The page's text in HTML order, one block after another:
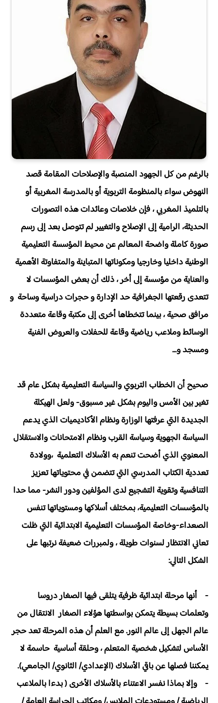
بالرغم من كل الجهود المنصبة والإصلاحات المقامة قصد
النهوض سواء بالمنظومة التربوية أو بالمدرسة المغربية أو
بالتلميذ المغربي ، فإن خلاصات وعائدات هذه التصورات
الحديثة، الرامية إلى الإصلاح والتغيير لم تتوصل بعد إلى رسم
صورة كاملة واضحة المعالم عن محيط المؤسسة التعليمية
الوطنية داخليا وخارجيا ومكوناتها المتباينة والمتفاوتة الأهمية
والعناية من مؤسسة إلى أخر ، ذلك أن بعض المؤسسات لا
تتعدى رقعتها الجغرافية حد الإدارة و حجرات دراسية وساحة و
مرافق صحية ، بينما تتخطاها أخرى إلى مكتبة وقاعة متعددة
الوسائط وملاعب رياضية وقاعة للحفلات والعروض الفنية
ومسجد و...
صحيح أن الخطاب التربوي والسياسة التعليمية بشكل عام قد
تغير بين الأمس واليوم بشكل غير مسبوق- ولعل الهيكلة
الجديدة التي عرفتها الوزارة ونظام الأكاديميات الذي يدعم
السياسة الجهوية وسياسة القرب ونظام الامتحانات والاستقلال
المعنوي الذي أضحت تنعم به الأسلاك التعلمية ،وولادة
تعددية الكتاب المدرسي التي تتضمن في محتوياتها تعزيز
التنافسية وتقوية التشجيع لدى المؤلفين ودور النشر- مما حدا
بالمؤسسات التعليمية، بمختلف أسلاكها ومستوياتها تنفس
الصعداء-وخاصة المؤسسات التعليمية الابتدائية التي ظلت
تعاني الانتظار لسنوات طويلة ، ولمبررات ضعيفة نرتبها على
الشكل التالي:
- أنها مرحلة ابتدائية ظرفية يتلقى فيها الصغار دروسا
وتعلمات بسيطة يتمكن بواسطتها هؤلاء الصغار الانتقال من
عالم الجهل إلى عالم النور. مع العلم أن هذه المرحلة تعد حجر
الأساس لتشكيل شخصية المتعلم ، وحلقة أساسية حاسمة لا
يمكننا فصلها عن باقي الأسلاك (الإعدادي/ الثانوي/ الجامعي).
- وإلا بماذا نفسر الاعتناء بالأسلاك الأخرى ( بدءا بالملاعب